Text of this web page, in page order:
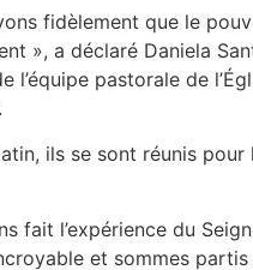
fidèlement que le
», a déclaré Daniela
l’équipe pastorale de
ils se sont réunis
fait l’expérience du
et sommes